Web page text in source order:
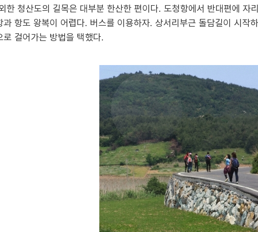
한 청산도의 길목은 대부분 한산한 편이다. 도청항에서 반대편에 자
과 항도 왕복이 어렵다. 버스를 이용하자. 상서리부근 돌담길이 시작
로 걸어가는 방법을 택했다.